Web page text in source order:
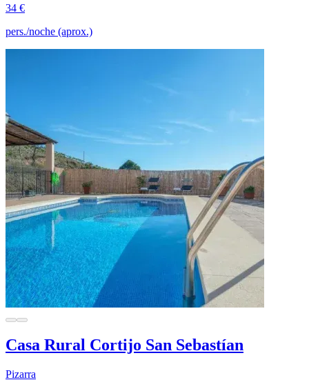
34 €
pers./noche (aprox.)
Casa Rural Cortijo San Sebastían
Pizarra